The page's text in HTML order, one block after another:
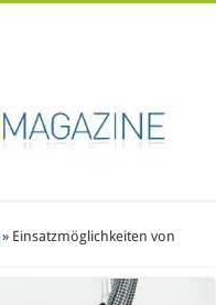
» Einsatzmöglichkeiten von